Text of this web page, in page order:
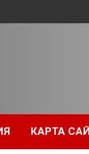
КАРТА